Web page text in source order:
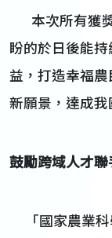
本次所有獲獎
盼的於日後能
益，打造幸福
新願景，達成我
鼓勵跨域人才
「國家農業科